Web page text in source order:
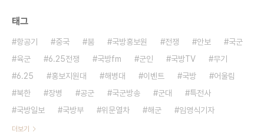
태그
항공기 중국 붐 국방홍보원 전쟁 안보
국군
육군
6.25전쟁 국방fm 군인 국방TV
무기
6.25
홍보지원대 해병대 이벤트 국방
어울림
북한
장병 공군 국군방송 군대
특전사
국방일보
국방부 위문열차 해군 임영식기자
더보기